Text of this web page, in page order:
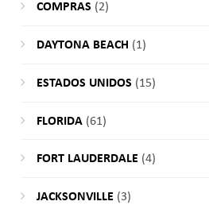
COMPRAS (2)
DAYTONA BEACH (1)
ESTADOS UNIDOS (15)
FLORIDA(61)
FORT LAUDERDALE (4)
JACKSONVILLE (3)